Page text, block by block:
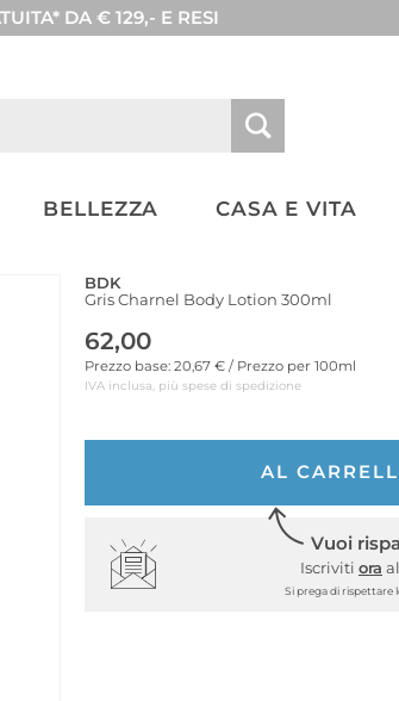
DA € 129,- E RESI
BELLEZZA CASA E VITA
BDK
Gris Charnel Body Lotion 300ml
62,00
Prezzo base: 20,67 € / Prezzo per 100ml
IVA inclusa, più spese di spedizione
AL
Vuoi
Iscriviti ora
Si prega di rispettare